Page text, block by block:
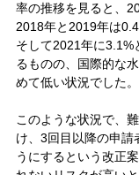
率の推移を見ると、
2018年と2019年は
そして2021年に3.1%
るものの、国際的な
めて低い状況でした。
このような状況で、
け、3回目以降の申請
うにするという改正